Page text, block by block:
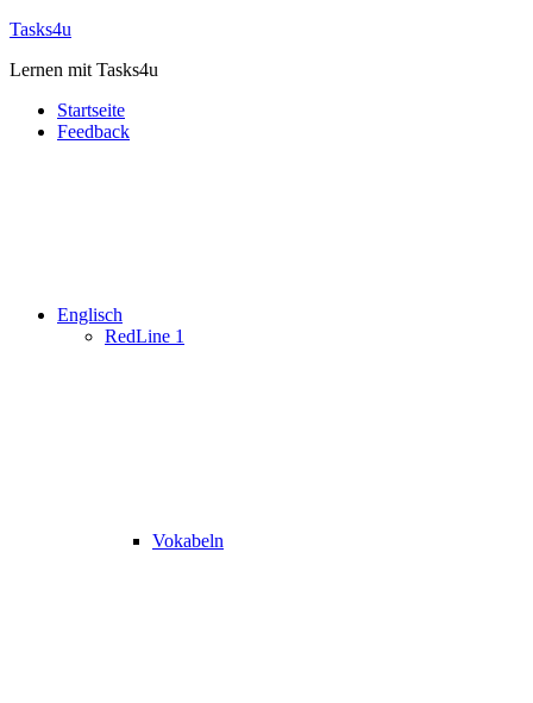
Zum
springen
Tasks4u
Lernen mit Tasks4u
Startseite
Feedback
Englisch
RedLine 1
Vokabeln